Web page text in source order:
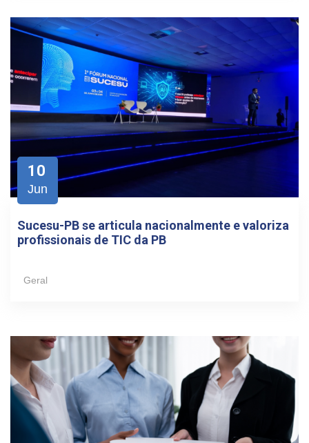
10
Jun
Sucesu-PB se articula nacionalmente e valoriza
profissionais de TIC da PB
Geral